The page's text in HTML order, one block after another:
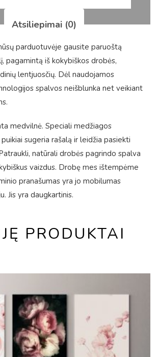
Atsiliepimai (0)
parduotuvėje gausite paruoštą
pagamintą iš kokybiškos drobės,
lentjuosčių. Dėl naudojamos
spalvos neišblunka net veikiant
medvilnė. Speciali medžiagos
sugeria rašalą ir leidžia pasiekti
natūrali drobės pagrindo spalva
vaizdus. Drobę mes ištempėme
pranašumas yra jo mobilumas
Jis yra daugkartinis.
PRODUKTAI